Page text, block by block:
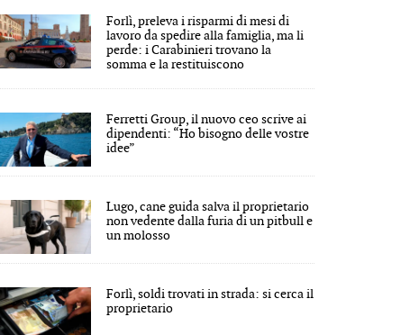
Forlì, preleva i risparmi di mesi di
lavoro da spedire alla famiglia, ma li
perde: i Carabinieri trovano la
somma e la restituiscono
Ferretti Group, il nuovo ceo scrive ai
dipendenti: “Ho bisogno delle vostre
idee”
Lugo, cane guida salva il proprietario
non vedente dalla furia di un pitbull e
un molosso
Forlì, soldi trovati in strada: si cerca il
proprietario